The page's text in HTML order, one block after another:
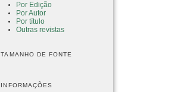
Por Edição
Por Autor
Por título
Outras revistas
TAMANHO DE FONTE
INFORMAÇÕES